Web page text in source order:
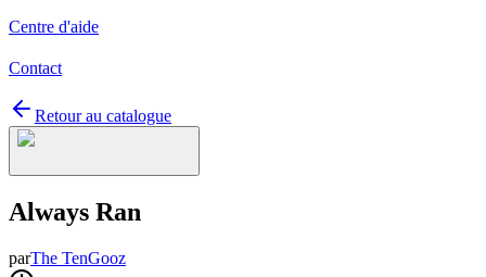
Centre d'aide
Contact
Retour au catalogue
Always Ran
parThe TenGooz